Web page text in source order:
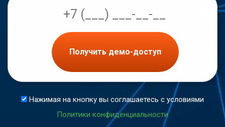
Получить демо-доступ
Нажимая на кнопку вы соглашаетесь с условиями
Политики конфиденциальности